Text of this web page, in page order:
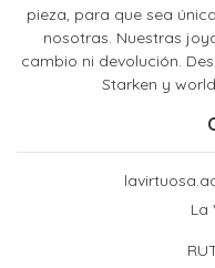
pieza, para que sea
nosotras. Nuestras
cambio ni devolución.
Starken y
La